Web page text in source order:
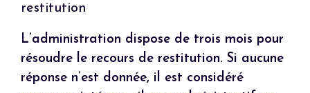
restitution
L’administration dispose de trois mois pour
résoudre le recours de restitution. Si aucune
réponse n’est donnée, il est considéré